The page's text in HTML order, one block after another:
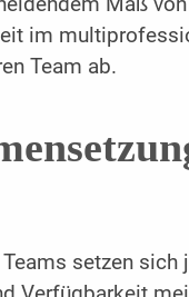
im
Team ab.
setzen sich